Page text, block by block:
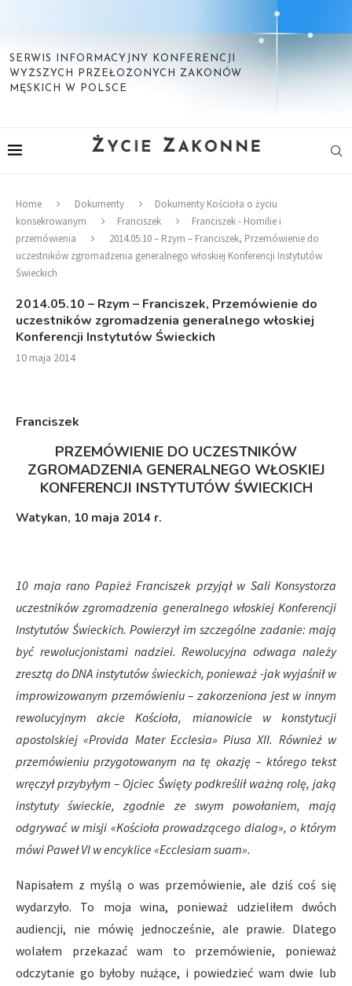
SERWIS INFORMACYJNY KONFERENCJI
WYŻSZYCH PRZEŁOŻONYCH ZAKONÓW
MĘSKICH W POLSCE
Home Dokumenty
Dokumenty Kościoła o życiu
konsekrowanym
Franciszek
Franciszek - Homilie i
przemówienia
2014.05.10 – Rzym – Franciszek, Przemówienie do
uczestników zgromadzenia generalnego włoskiej Konferencji Instytutów
Świeckich
2014.05.10 – Rzym – Franciszek, Przemówienie do
uczestników zgromadzenia generalnego włoskiej
Konferencji Instytutów Świeckich
10 maja 2014
Franciszek
PRZEMÓWIENIE DO UCZESTNIKÓW
ZGROMADZENIA GENERALNEGO WŁOSKIEJ
KONFERENCJI INSTYTUTÓW ŚWIECKICH
Watykan, 10 maja 2014 r.
10 maja rano Papież Franciszek przyjął w Sali Konsystorza
uczestników zgromadzenia generalnego włoskiej Konferencji
Instytutów Świeckich. Powierzył im szczególne zadanie: mają
być rewolucjonistami nadziei. Rewolucyjna odwaga należy
zresztą do DNA instytutów świeckich, ponieważ -jak wyjaśnił w
improwizowanym przemówieniu – zakorzeniona jest w innym
rewolucyjnym akcie Kościoła, mianowicie w konstytucji
apostolskiej «Provida Mater Ecclesia» Piusa XII. Również w
przemówieniu przygotowanym na tę okazję – którego tekst
wręczył przybyłym – Ojciec Święty podkreślił ważną rolę, jaką
instytuty świeckie, zgodnie ze swym powołaniem, mają
odgrywać w misji «Kościoła prowadzącego dialog», o którym
mówi Paweł VI w encyklice «Ecclesiam suam».
Napisałem z myślą o was przemówienie, ale dziś coś się
wydarzyło. To moja wina, ponieważ udzieliłem dwóch
audiencji, nie mówię jednocześnie, ale prawie. Dlatego
wolałem przekazać wam to przemówienie, ponieważ
odczytanie go byłoby nużące, i powiedzieć wam dwie lub